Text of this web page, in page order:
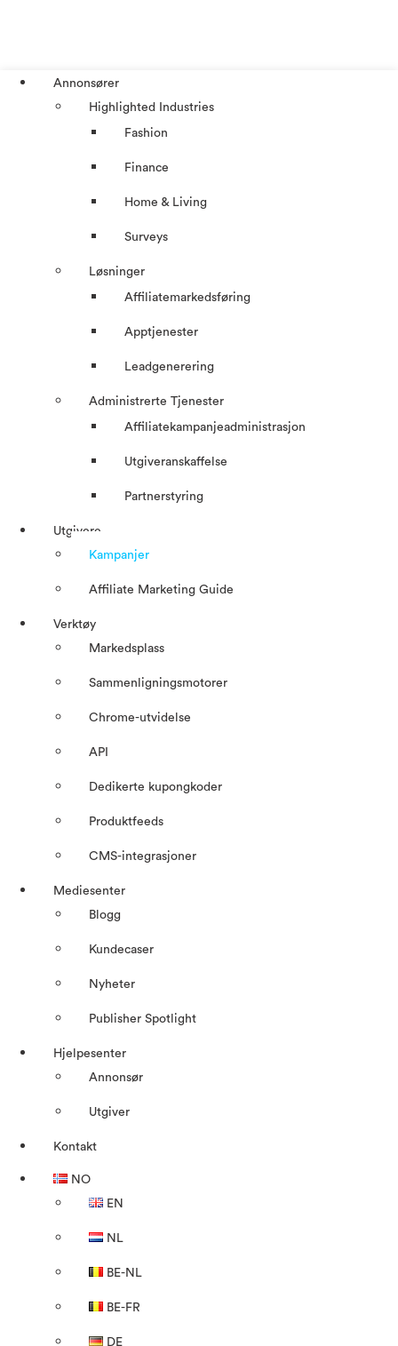
Annonsører
Highlighted Industries
Fashion
Finance
Home & Living
Surveys
Løsninger
Affiliatemarkedsføring
Apptjenester
Leadgenerering
Administrerte Tjenester
Affiliatekampanjeadministrasjon
Utgiveranskaffelse
Partnerstyring
Utgivere
Kampanjer
Affiliate Marketing Guide
Verktøy
Markedsplass
Sammenligningsmotorer
Chrome-utvidelse
API
Dedikerte kupongkoder
Produktfeeds
CMS-integrasjoner
Mediesenter
Blogg
Kundecaser
Nyheter
Publisher Spotlight
Hjelpesenter
Annonsør
Utgiver
Kontakt
NO
EN
NL
BE-NL
BE-FR
DE